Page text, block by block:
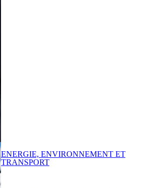
ENERGIE, ENVIRONNEMENT ET
TRANSPORT